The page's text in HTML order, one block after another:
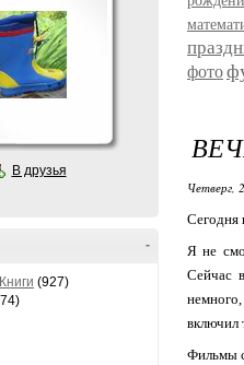
В друзья
-
(927)
фото
Четверг,
Сегодня
Я не
Сейчас
включил
Фильмы